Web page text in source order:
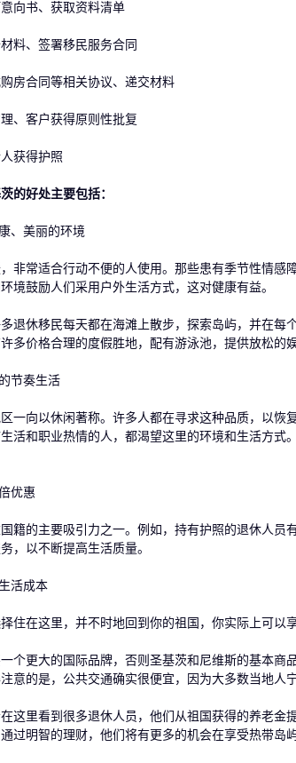
书、获取资料清单
、签署移民服务合同
合同等相关协议、递交材料
客户获得原则性批复
获得护照
的好处主要包括：
美丽的环境
常适合行动不便的人使用。那些患有季节性情感
境鼓励人们采用户外生活方式，这对健康有益。
休移民每天都在海滩上散步，探索岛屿，并在每
多价格合理的度假胜地，配有游泳池，提供放松的娱
奏生活
向以休闲著称。许多人都在寻求这种品质，以恢
活和职业热情的人，都渴望这里的环境和生活方式
优惠
的主要吸引力之一。例如，持有护照的退休人员
，以不断提高生活质量。
活成本
在这里，并不时地回到你的祖国，你实际上可以享
更大的国际品牌，否则圣基茨和尼维斯的基本商
意的是，公共交通确实很便宜，因为大多数当地人
里看到很多退休人员，他们从祖国获得的养老金
过明智的理财，他们将有更多的机会在享受热带岛